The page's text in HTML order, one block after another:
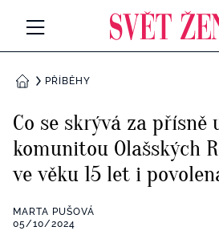
Všechny kategorie
Rozhovory
RETROHUBKY
Všechny kategorie
DOMŮPŘÍBĚHY
Co se skrývá za přísně
komunitou Olašských
ve věku 15 let i
MARTA PUŠOVÁ
05/10/2024